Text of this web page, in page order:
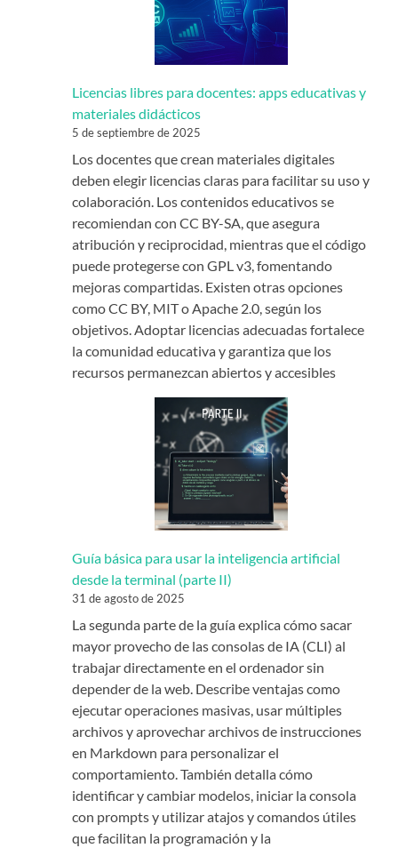
Licencias libres para docentes: apps educativas y
materiales didácticos
5 de septiembre de 2025
Los docentes que crean materiales digitales
deben elegir licencias claras para facilitar su uso y
colaboración. Los contenidos educativos se
recomiendan con CC BY-SA, que asegura
atribución y reciprocidad, mientras que el código
puede protegerse con GPL v3, fomentando
mejoras compartidas. Existen otras opciones
como CC BY, MIT o Apache 2.0, según los
objetivos. Adoptar licencias adecuadas fortalece
la comunidad educativa y garantiza que los
recursos permanezcan abiertos y accesibles
Guía básica para usar la inteligencia artificial
desde la terminal (parte II)
31 de agosto de 2025
La segunda parte de la guía explica cómo sacar
mayor provecho de las consolas de IA (CLI) al
trabajar directamente en el ordenador sin
depender de la web. Describe ventajas como
ejecutar operaciones masivas, usar múltiples
archivos y aprovechar archivos de instrucciones
en Markdown para personalizar el
comportamiento. También detalla cómo
identificar y cambiar modelos, iniciar la consola
con prompts y utilizar atajos y comandos útiles
que facilitan la programación y la